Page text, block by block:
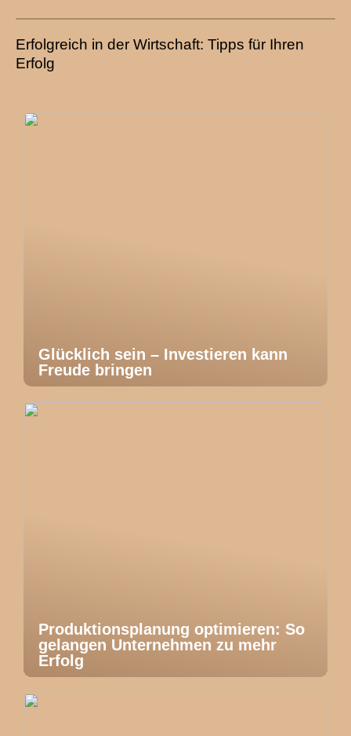
Erfolgreich in der Wirtschaft: Tipps für Ihren
Erfolg
Glücklich sein – Investieren kann
Freude bringen
Produktionsplanung optimieren: So
gelangen Unternehmen zu mehr
Erfolg